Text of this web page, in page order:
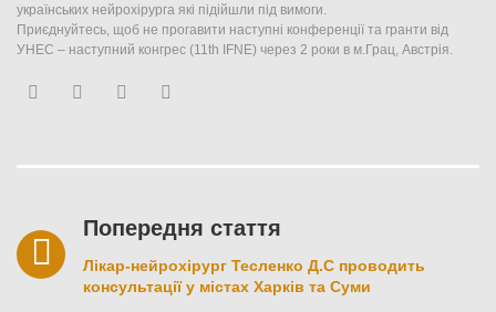
українських нейрохірурга які підійшли під вимоги.
Приєднуйтесь, щоб не прогавити наступні конференції та гранти від
УНЕС – наступний конгрес (11th IFNE) через 2 роки в м.Грац, Австрія.
FacebookTwitter Youtube
записівПопередня стаття
Лікар-нейрохірург Тесленко Д.С проводить
консультації у містах Харків та Суми